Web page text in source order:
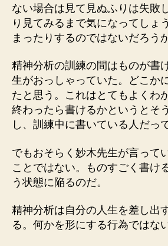
ない場合は見て見ぬふりは失敗
り見てみるまで気になってしょ
まったりするのではないだろうか
精神分析の訓練の間はものが書
生がおっしゃっていた。どこか
たと思う。これはとてもよくわ
終わったら書けるかというとそ
し、訓練中に書いている人だっ
でもおそらく妙木先生が言って
ことではない。ものすごく書け
う状態に陥るのだ。
精神分析は自分の人生を差し出
る。何かを形にする行為ではない